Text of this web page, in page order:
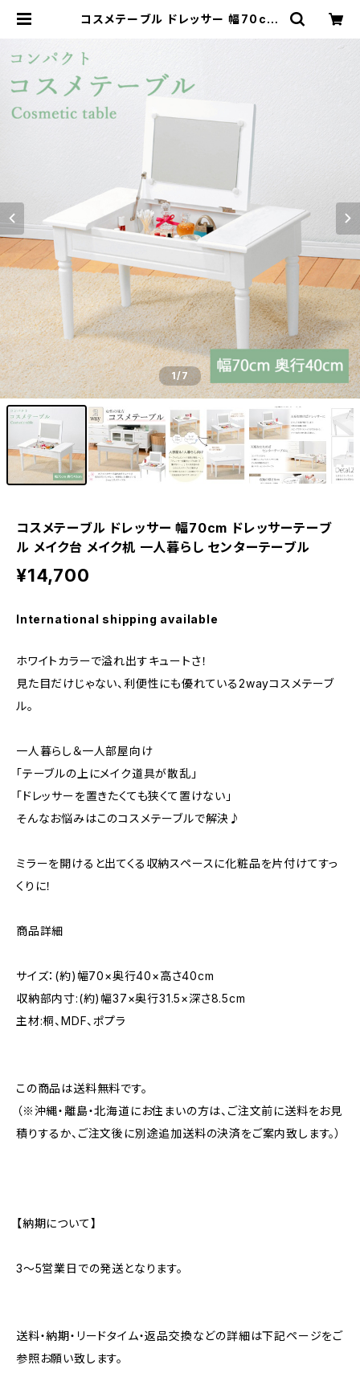
コスメテーブル ドレッサー 幅70cm
1/7
コスメテーブル ドレッサー 幅70cm ドレッサーテーブ
ル メイク台 メイク机 一人暮らし センターテーブル
¥14,700
International shipping available
ホワイトカラーで溢れ出すキュートさ！
見た目だけじゃない、利便性にも優れている2wayコスメテーブ
ル。
一人暮らし＆一人部屋向け
「テーブルの上にメイク道具が散乱」
「ドレッサーを置きたくても狭くて置けない」
そんなお悩みはこのコスメテーブルで解決♪
ミラーを開けると出てくる収納スペースに化粧品を片付けてすっ
くりに！
商品詳細
サイズ：(約)幅70×奥行40×高さ40cm
収納部内寸:(約)幅37×奥行31.5×深さ8.5cm
主材:桐、MDF、ポプラ
この商品は送料無料です。
（※沖縄・離島・北海道にお住まいの方は、ご注文前に送料をお見
積りするか、ご注文後に別途追加送料の決済をご案内致します。）
【納期について】
3〜5営業日での発送となります。
送料・納期・リードタイム・返品交換などの詳細は下記ページをご
参照お願い致します。